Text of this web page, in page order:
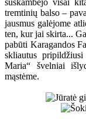
tremtinių balso –
jausmus galėjome
ten, kur jai skirta...
pabūti Karagandos
skliautus
Maria“ švelniai
mąstėme.